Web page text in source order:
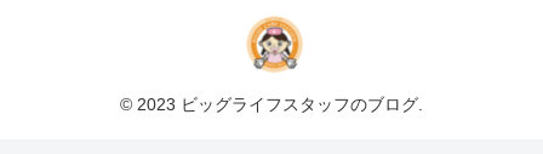
© 2023 ビッグライフスタッフのブログ.